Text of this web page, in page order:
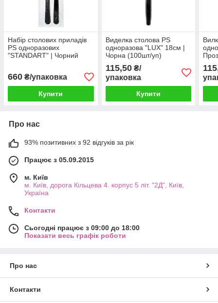
Набір столових приладів
PS одноразових
"STANDART" | Чорний
660 ₴/упаковка
Купити
Виделка столова PS
одноразова "LUX" 18см |
Чорна (100шт/уп)
115,50₴/
упаковка
Купити
Про нас
93% позитивних з 92 відгуків за рік
Працює з 05.09.2015
м. Київ
м. Київ, дорога Кільцева 4. корпус 5 літ. "2Д", Київ,
Україна
Контакти
Сьогодні працює з 09:00 до 18:00
Показати весь графік роботи
Про нас
Контакти